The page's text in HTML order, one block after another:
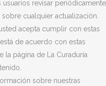
usuarios revisar periódicamente
cualquier actualización.
acepta cumplir con estas
de acuerdo con estas
la página de La Curaduría
sobre nuestras